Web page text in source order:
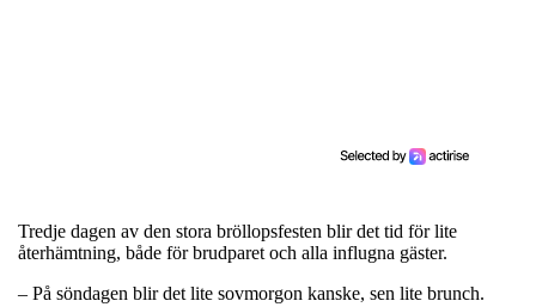
Tredje dagen av den stora bröllopsfesten blir det tid för lite
återhämtning, både för brudparet och alla influgna gäster.
– På söndagen blir det lite sovmorgon kanske, sen lite brunch.